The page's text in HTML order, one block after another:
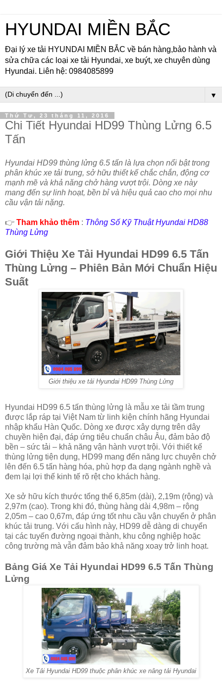
HYUNDAI MIỀN BẮC
Đại lý xe tải HYUNDAI MIỀN BẮC về bán hàng,bảo hành và
sửa chữa các loại xe tải Hyundai, xe buýt, xe chuyên dùng
Hyundai. Liên hệ: 0984085899
▼
Thứ Tư, 23 tháng 11, 2016
Chi Tiết Hyundai HD99 Thùng Lửng 6.5
Tấn
Hyundai HD99 thùng lửng 6.5 tấn là lựa chọn nổi bật trong
phân khúc xe tải trung, sở hữu thiết kế chắc chắn, động cơ
mạnh mẽ và khả năng chở hàng vượt trội. Dòng xe này
mang đến sự linh hoạt, bền bỉ và hiệu quả cao cho mọi nhu
cầu vận tải nặng.
👉 Tham khảo thêm : Thông Số Kỹ Thuật Hyundai HD88
Thùng Lửng
Giới Thiệu Xe Tải Hyundai HD99 6.5 Tấn
Thùng Lửng – Phiên Bản Mới Chuẩn Hiệu
Suất
Giới thiệu xe tải Hyundai HD99 Thùng Lửng
Hyundai HD99 6.5 tấn thùng lửng là mẫu xe tải tầm trung
được lắp ráp tại Việt Nam từ linh kiện chính hãng Hyundai
nhập khẩu Hàn Quốc. Dòng xe được xây dựng trên dây
chuyền hiện đại, đáp ứng tiêu chuẩn châu Âu, đảm bảo độ
bền – sức tải – khả năng vận hành vượt trội. Với thiết kế
thùng lửng tiện dụng, HD99 mang đến năng lực chuyên chở
lên đến 6.5 tấn hàng hóa, phù hợp đa dạng ngành nghề và
đem lại lợi thế kinh tế rõ rệt cho khách hàng.
Xe sở hữu kích thước tổng thể 6,85m (dài), 2,19m (rộng) và
2,97m (cao). Trong khi đó, thùng hàng dài 4,98m – rộng
2,05m – cao 0,67m, đáp ứng tốt nhu cầu vận chuyển ở phân
khúc tải trung. Với cấu hình này, HD99 dễ dàng di chuyển
tại các tuyến đường ngoại thành, khu công nghiệp hoặc
công trường mà vẫn đảm bảo khả năng xoay trở linh hoạt.
Bảng Giá Xe Tải Hyundai HD99 6.5 Tấn Thùng
Lửng
Xe Tải Hyundai HD99 thuộc phân khúc xe nâng tải Hyundai